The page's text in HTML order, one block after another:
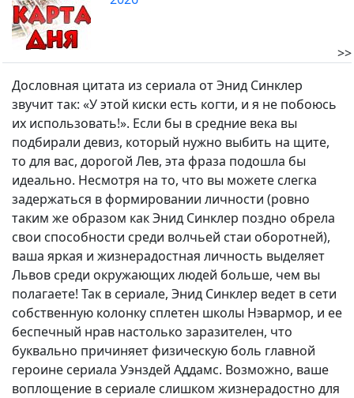
>>
Дословная цитата из сериала от Энид Синклер
звучит так: «У этой киски есть когти, и я не побоюсь
их использовать!». Если бы в средние века вы
подбирали девиз, который нужно выбить на щите,
то для вас, дорогой Лев, эта фраза подошла бы
идеально. Несмотря на то, что вы можете слегка
задержаться в формировании личности (ровно
таким же образом как Энид Синклер поздно обрела
свои способности среди волчьей стаи оборотней),
ваша яркая и жизнерадостная личность выделяет
Львов среди окружающих людей больше, чем вы
полагаете! Так в сериале, Энид Синклер ведет в сети
собственную колонку сплетен школы Нэвармор, и ее
беспечный нрав настолько заразителен, что
буквально причиняет физическую боль главной
героине сериала Уэнздей Аддамс. Возможно, ваше
воплощение в сериале слишком жизнерадостно для